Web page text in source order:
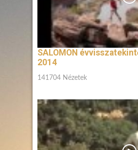
SALOMON
2014
141704 Nézetek